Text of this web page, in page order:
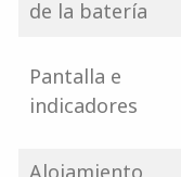
de la batería
Pantalla e
indicadores